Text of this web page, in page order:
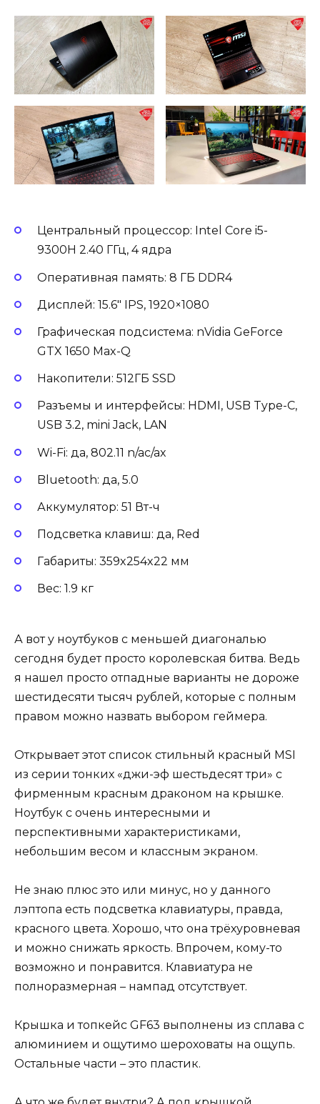
Центральный процессор: Intel Core i5-
9300H 2.40 ГГц, 4 ядра
Оперативная память: 8 ГБ DDR4
Дисплей: 15.6″ IPS, 1920×1080
Графическая подсистема: nVidia GeForce
GTX 1650 Max-Q
Накопители: 512ГБ SSD
Разъемы и интерфейсы: HDMI, USB Type-C,
USB 3.2, mini Jack, LAN
Wi-Fi: да, 802.11 n/ac/ax
Bluetooth: да, 5.0
Аккумулятор: 51 Вт-ч
Подсветка клавиш: да, Red
Габариты: 359x254x22 мм
Вес: 1.9 кг
А вот у ноутбуков с меньшей диагональю
сегодня будет просто королевская битва. Ведь
я нашел просто отпадные варианты не дороже
шестидесяти тысяч рублей, которые с полным
правом можно назвать выбором геймера.
Открывает этот список стильный красный MSI
из серии тонких «джи-эф шестьдесят три» c
фирменным красным драконом на крышке.
Ноутбук с очень интересными и
перспективными характеристиками,
небольшим весом и классным экраном.
Не знаю плюс это или минус, но у данного
лэптопа есть подсветка клавиатуры, правда,
красного цвета. Хорошо, что она трёхуровневая
и можно снижать яркость. Впрочем, кому-то
возможно и понравится. Клавиатура не
полноразмерная – нампад отсутствует.
Крышка и топкейс GF63 выполнены из сплава с
алюминием и ощутимо шероховаты на ощупь.
Остальные части – это пластик.